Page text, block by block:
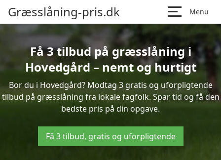
Græsslåning-pris.dk Menu
Få 3 tilbud på græsslåning i
Hovedgård – nemt og hurtigt
Bor du i Hovedgård? Modtag 3 gratis og uforpligtende
tilbud på græsslåning fra lokale fagfolk. Spar tid og få den
bedste pris på din opgave.
Få 3 tilbud, gratis og uforpligtende